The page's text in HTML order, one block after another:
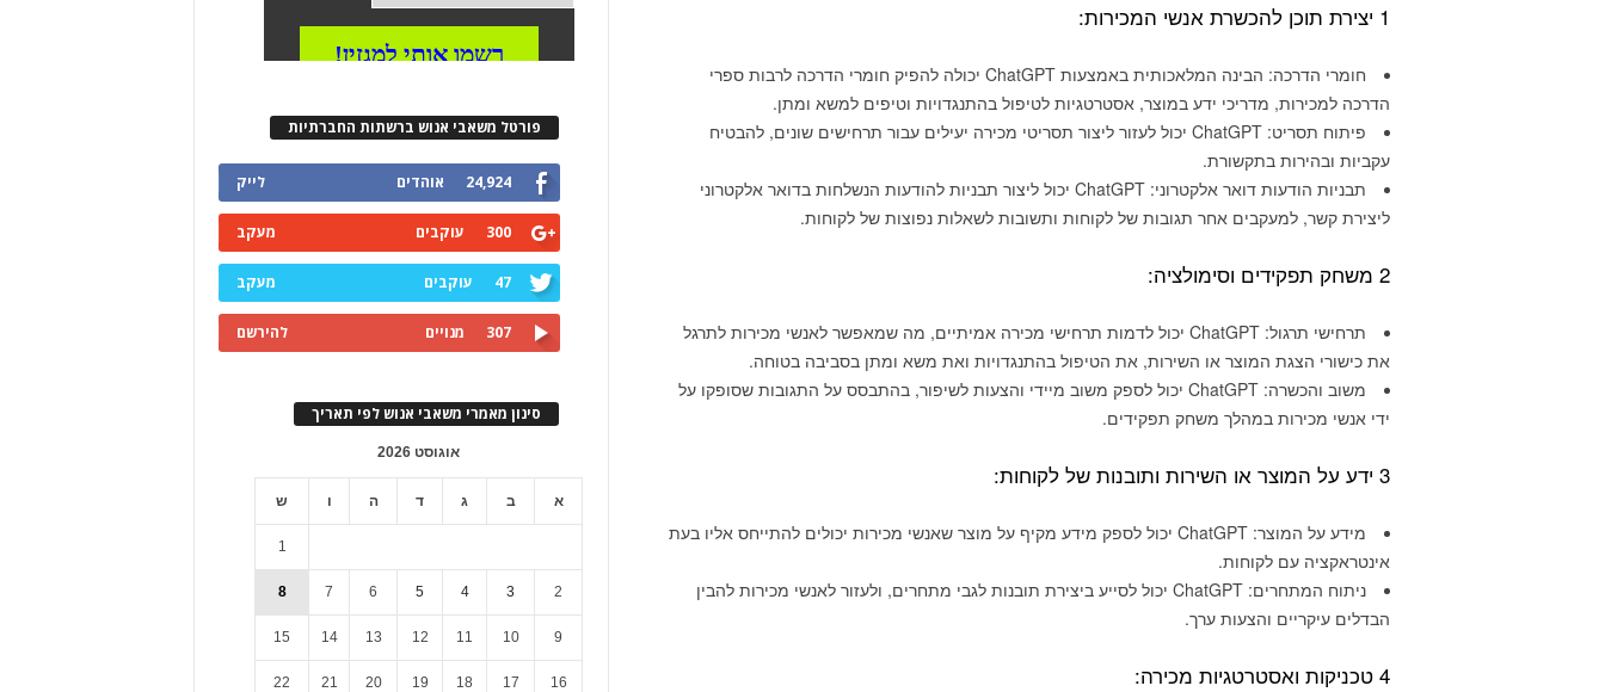
1 יצירת תוכן להכשרת אנשי המכירות:
חומרי הדרכה: הבינה המלאכותית באמצעות ChatGPT יכולה להפיק חומרי הדרכה לרבות ספרי
הדרכה למכירות, מדריכי ידע במוצר, אסטרטגיות לטיפול בהתנגדויות וטיפים למשא ומתן.
פיתוח תסריט: ChatGPT יכול לעזור ליצור תסריטי מכירה יעילים עבור תרחישים שונים, להבטיח
עקביות ובהירות בתקשורת.
תבניות הודעות דואר אלקטרוני: ChatGPT יכול ליצור תבניות להודעות הנשלחות בדואר אלקטרוני
ליצירת קשר, למעקבים אחר תגובות של לקוחות ותשובות לשאלות נפוצות של לקוחות.
2 משחק תפקידים וסימולציה:
תרחישי תרגול: ChatGPT יכול לדמות תרחישי מכירה אמיתיים, מה שמאפשר לאנשי מכירות לתרגל
את כישורי הצגת המוצר או השירות, את הטיפול בהתנגדויות ואת משא ומתן בסביבה בטוחה.
משוב והכשרה: ChatGPT יכול לספק משוב מיידי והצעות לשיפור, בהתבסס על התגובות שסופקו על
ידי אנשי מכירות במהלך משחק תפקידים.
3 ידע על המוצר או השירות ותובנות של לקוחות:
מידע על המוצר: ChatGPT יכול לספק מידע מקיף על מוצר שאנשי מכירות יכולים להתייחס אליו בעת
אינטראקציה עם לקוחות.
ניתוח המתחרים: ChatGPT יכול לסייע ביצירת תובנות לגבי מתחרים, ולעזור לאנשי מכירות להבין
הבדלים עיקריים והצעות ערך.
4 טכניקות ואסטרטגיות מכירה:
פורטל משאבי אנוש ברשתות החברתיות
24,924 אוהדים לייק
300 עוקבים מעקב
47 עוקבים מעקב
307 מנויים להירשם
סינון מאמרי משאבי אנוש לפי תאריך
אוגוסט 2026
א ב ג ד ה ו ש
1
2
3
4
5
6
7
8
9
10
11
12
13
14
15
16
17
18
19
20
21
22